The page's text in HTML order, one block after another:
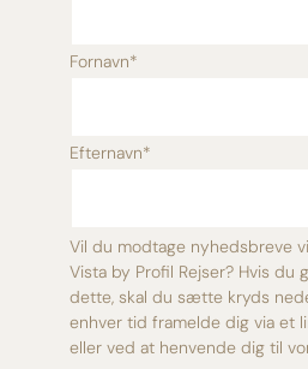
Fornavn*
Efternavn*
Vil du modtage nyhedsbreve
Vista by Profil Rejser? Hvis du
dette, skal du sætte kryds
enhver tid framelde dig via et
eller ved at henvende dig til